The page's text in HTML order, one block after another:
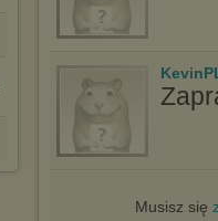
Musisz się